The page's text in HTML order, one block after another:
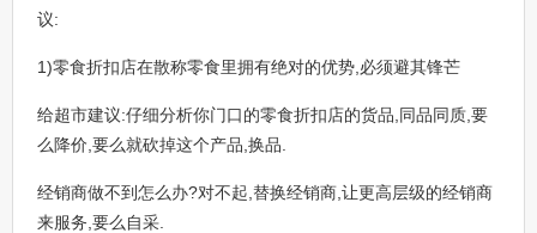
议:
1)零食折扣店在散称零食里拥有绝对的优势,必须避其锋芒
给超市建议:仔细分析你门口的零食折扣店的货品,同品同质,要
么降价,要么就砍掉这个产品,换品.
经销商做不到怎么办?对不起,替换经销商,让更高层级的经销商
来服务,要么自采.